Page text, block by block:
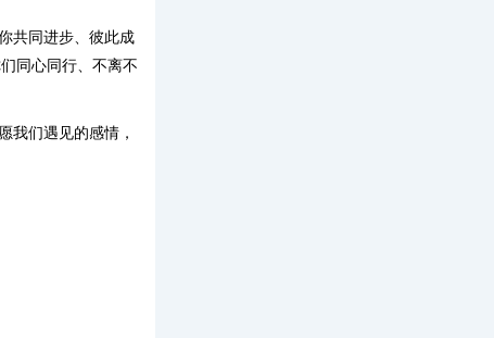
共同进步、彼此成
同心同行、不离不
我们遇见的感情，